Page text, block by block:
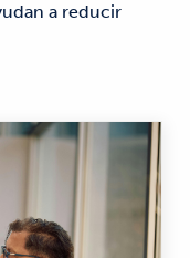
a reducir